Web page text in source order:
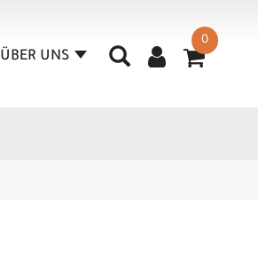
0
ÜBER UNS